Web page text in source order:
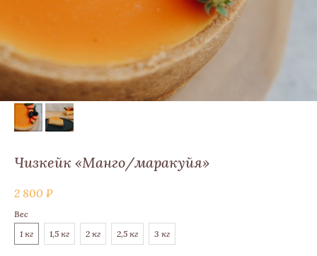
Чизкейк «Манго/маракуйя»
2 800 ₽
Вес
1 кг
1,5 кг 2 кг 2,5 кг 3 кг